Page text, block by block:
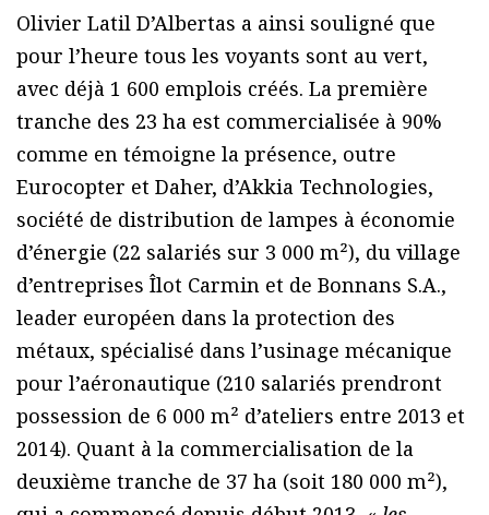
Olivier Latil D’Albertas a ainsi souligné que
pour l’heure tous les voyants sont au vert,
avec déjà 1 600 emplois créés. La première
tranche des 23 ha est commercialisée à 90%
comme en témoigne la présence, outre
Eurocopter et Daher, d’Akkia Technologies,
société de distribution de lampes à économie
d’énergie (22 salariés sur 3 000 m²), du village
d’entreprises Îlot Carmin et de Bonnans S.A.,
leader européen dans la protection des
métaux, spécialisé dans l’usinage mécanique
pour l’aéronautique (210 salariés prendront
possession de 6 000 m² d’ateliers entre 2013 et
2014). Quant à la commercialisation de la
deuxième tranche de 37 ha (soit 180 000 m²),